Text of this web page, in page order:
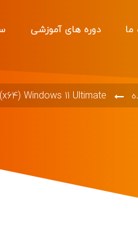
ما دوره های آموزشی
Windows 11 Ultimate